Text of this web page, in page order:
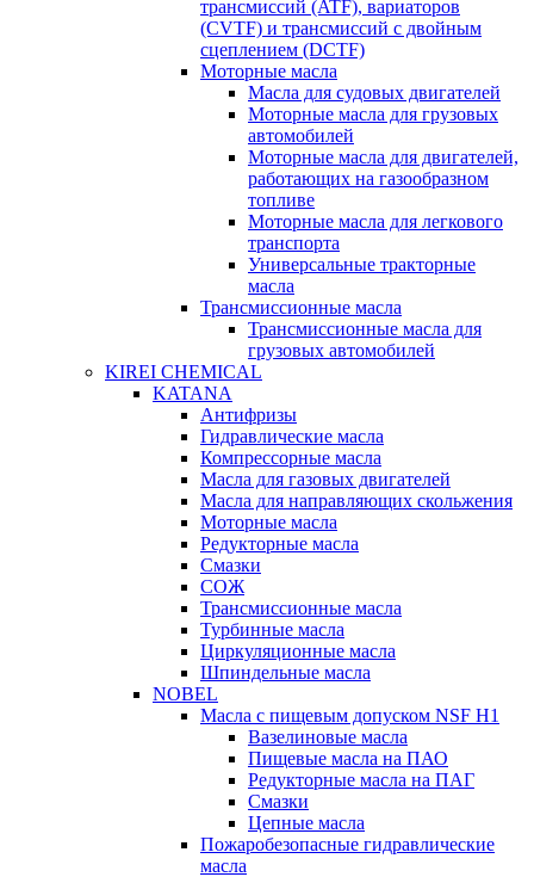
трансмиссий (ATF), вариаторов
(CVTF) и трансмиссий с двойным
сцеплением (DCTF)
Моторные масла
Масла для судовых двигателей
Моторные масла для грузовых
автомобилей
Моторные масла для двигателей,
работающих на газообразном
топливе
Моторные масла для легкового
транспорта
Универсальные тракторные
масла
Трансмиссионные масла
Трансмиссионные масла для
грузовых автомобилей
KIREI CHEMICAL
KATANA
Антифризы
Гидравлические масла
Компрессорные масла
Масла для газовых двигателей
Масла для направляющих скольжения
Моторные масла
Редукторные масла
Смазки
СОЖ
Трансмиссионные масла
Турбинные масла
Циркуляционные масла
Шпиндельные масла
NOBEL
Масла с пищевым допуском NSF H1
Вазелиновые масла
Пищевые масла на ПАО
Редукторные масла на ПАГ
Смазки
Цепные масла
Пожаробезопасные гидравлические
масла